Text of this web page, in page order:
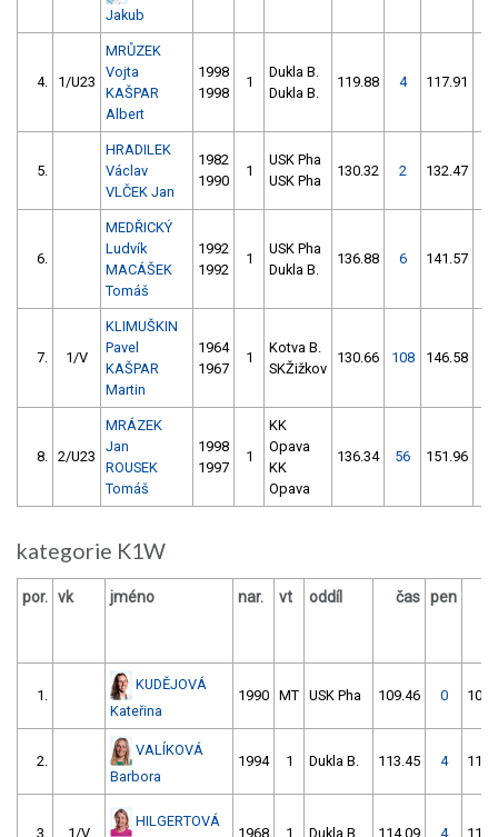
Jakub
4. 1/U23
MRŮZEK
Vojta
KAŠPAR
Albert
1998
1998
1
Dukla B.
Dukla B.
119.88 4 117.91
5.
HRADILEK
Václav
VLČEK Jan
1982
1990
1
USK Pha
USK Pha
130.32 2 132.47
6.
MEDŘICKÝ
Ludvík
MACÁŠEK
Tomáš
1992
1992
1
USK Pha
Dukla B.
136.88 6 141.57
7. 1/V
KLIMUŠKIN
Pavel
KAŠPAR
Martin
1964
1967
1
Kotva B.
SKŽižkov
130.66 108 146.58
8. 2/U23
MRÁZEK
Jan
ROUSEK
Tomáš
1998
1997
1
KK
Opava
KK
Opava
136.34 56 151.96
kategorie K1W
por. vk jméno nar. vt oddíl čas pen
1.
KUDĚJOVÁ
Kateřina
1990 MT USK Pha 109.46 0
2.
VALÍKOVÁ
Barbora
1994 1 Dukla B. 113.45 4
3. 1/V
HILGERTOVÁ
1968 1 Dukla B. 114.09 4